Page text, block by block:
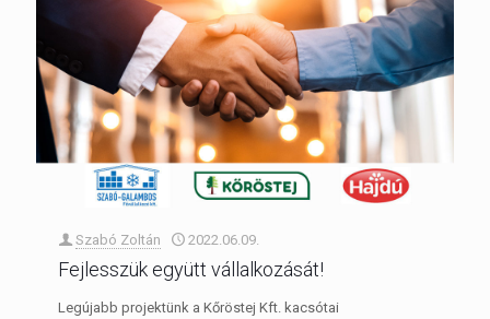
Szabó Zoltán 2022.06.09.
Fejlesszük együtt vállalkozását!
Legújabb projektünk a Kőröstej Kft. kacsótai